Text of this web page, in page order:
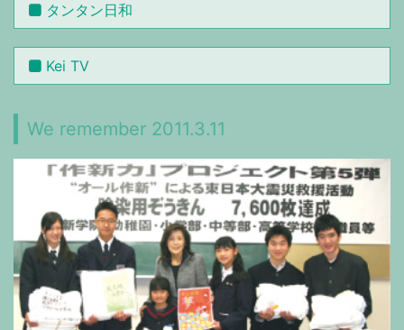
タンタン日和
Kei TV
We remember 2011.3.11